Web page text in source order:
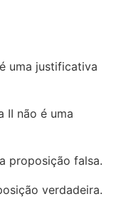
uma justificativa
II não é uma
proposição falsa.
verdadeira.